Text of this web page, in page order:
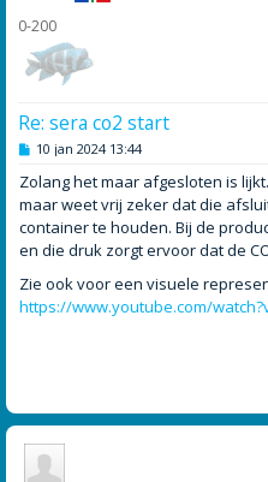
0-200
Re: sera co2 start
B
r
i
c
h
10 jan 2024 13:44
Zolang het maar afgesloten is
maar weet vrij zeker dat die
container te houden. Bij de
en die druk zorgt ervoor dat de
Zie ook voor een visuele
https://www.youtube.com/